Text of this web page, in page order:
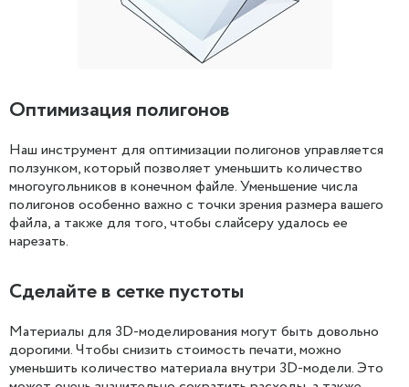
Оптимизация полигонов
Наш инструмент для оптимизации полигонов управляется
ползунком, который позволяет уменьшить количество
многоугольников в конечном файле. Уменьшение числа
полигонов особенно важно с точки зрения размера вашего
файла, а также для того, чтобы слайсеру удалось ее
нарезать.
Сделайте в сетке пустоты
Материалы для 3D-моделирования могут быть довольно
дорогими. Чтобы снизить стоимость печати, можно
уменьшить количество материала внутри 3D-модели. Это